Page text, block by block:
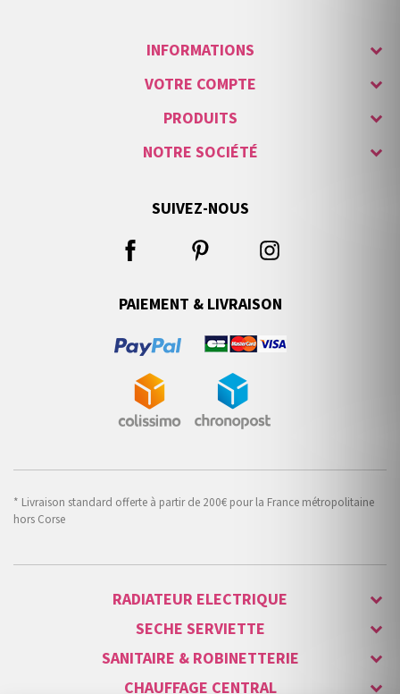
INFORMATIONS
VOTRE COMPTE
PRODUITS
NOTRE SOCIÉTÉ
SUIVEZ-NOUS
PAIEMENT & LIVRAISON
* Livraison standard offerte à partir de 200€ pour la France métropolitaine
hors Corse
RADIATEUR ELECTRIQUE
SECHE SERVIETTE
SANITAIRE & ROBINETTERIE
CHAUFFAGE CENTRAL